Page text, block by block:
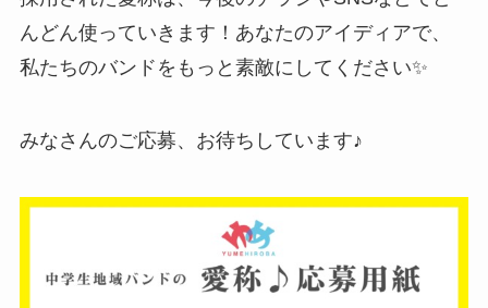
んどん使っていきます！あなたのアイディアで、
私たちのバンドをもっと素敵にしてください✨
みなさんのご応募、お待ちしています♪